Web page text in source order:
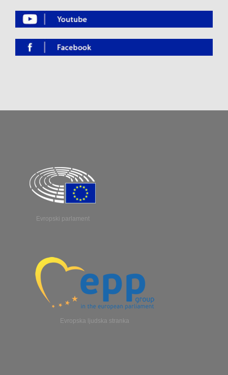
prehodom v nizkoogljično družbo. Elektrifikacija
prometa, ogrevanje objektov s toplotnimi črpalkami,
vključitev vodika v tovorni promet in industrijo prinašajo
bistveno večje potrebe po nizkoogljični električni
pristopom “z glavo skozi zid”. Še ena stvar, ki sem jo
odlično sodelovati s posamezniki tudi iz drugih političnih
skupin, in, ko imajo problem ali skupno temo, se
prvi forum o integraciji električnega trga. Z vsem tem v
priložnost!« [LK1]Svobode?
Evropski parlament
Evropska ljudska stranka